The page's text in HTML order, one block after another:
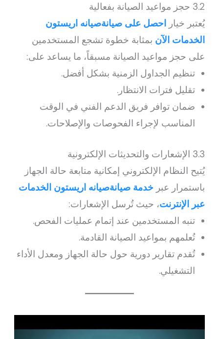
3.2 حجز مواعيد الصيانة بفعالية
يُعتبر خياراحصل على صيانةصيانه اريستون
الخدمات الآن بمثابة خطوة تشجع المستخدمين
على حجز مواعيد الصيانة مسبقاً، ما يساعد على:
تنظيم الجداول الزمنية بشكل أفضل.
تقليل فترات الانتظار.
ضمان توافر فريق الدعم الفني في الوقت
المناسب لإجراء الفحوصات والإصلاحات.
3.3 الإشعارات والتحديثات الإلكترونية
يُتيح النظام الإلكتروني إمكانية متابعة حالة الجهاز
باستمرار عبرخدمة صيانةصيانه اريستون الخدمات
عبر الإنترنت، حيث تُرسل الإشعارات:
تنبه المستخدمين عند إتمام عمليات الفحص.
تُعلمهم بمواعيد الصيانة القادمة.
تُقدم تقارير دورية حول حالة الجهاز ومعدل الأداء
التشغيلي.